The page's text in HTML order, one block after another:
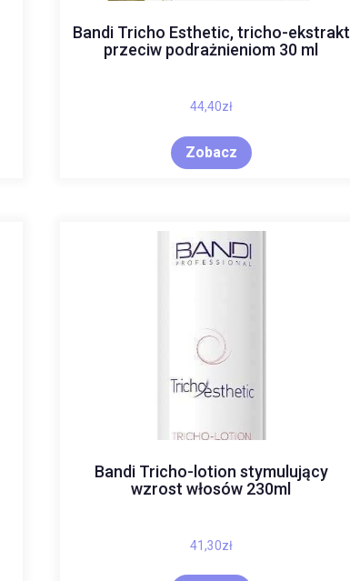
Bandi Tricho Esthetic, tricho-ekstrakt
przeciw podrażnieniom 30 ml
44,40zł
Zobacz
Bandi Tricho-lotion stymulujący
wzrost włosów 230ml
41,30zł